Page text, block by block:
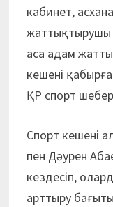
кабинет,
жаттықтырушы
аса адам
кешені
ҚР спорт
Спорт кешені
пен Дәурен
кездесіп,
арттыру